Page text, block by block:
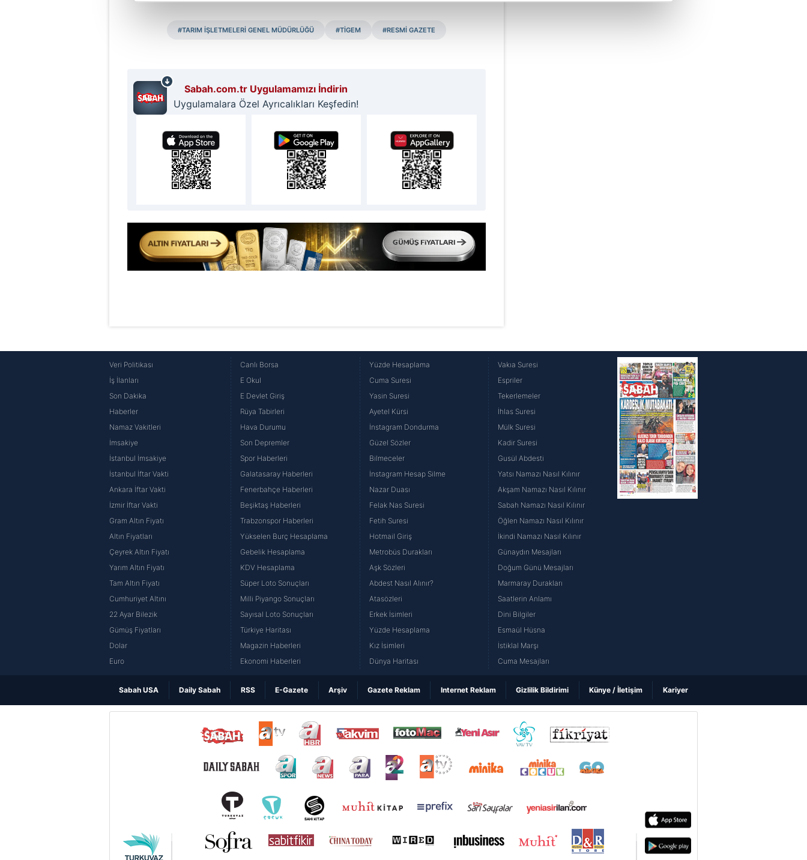
çerezler vasıtasıyla çeşitli kişisel verileriniz işlenmekte olup gerekli olan çerezler bilgi toplumu hizmetlerinin sunulması
Çerezlere ilişkin tercihlerinizi aşağıda yer alan panel vasıtasıyla belirleyebilirsiniz. Çerezlere ilişkin detaylı bilgi için Ayarlar
butonuna tıklayabilir,Çerez Bilgilendirme Metnimizi
6698 sayılı Kişisel Verilerin Korunması Kanunu uyarınca hazırlanmış Aydınlatma Metnimizi okumak ve sitemizde ilgili
mevzuata uygun olarak kullanılan çerezlerle ilgili bilgi almak için lütfentıklayınız
#TARIM İŞLETMELERİ GENEL MÜDÜRLÜĞÜ #TİGEM #RESMİ GAZETE
Sabah.com.tr Uygulamamızı İndirin
Uygulamalara Özel Ayrıcalıkları Keşfedin!
Veri Politikası
İş İlanları
Son Dakika
Haberler
Namaz Vakitleri
İmsakiye
İstanbul İmsakiye
İstanbul İftar Vakti
Ankara İftar Vakti
İzmir İftar Vakti
Gram Altın Fiyatı
Altın Fiyatları
Çeyrek Altın Fiyatı
Yarım Altın Fiyatı
Tam Altın Fiyatı
Cumhuriyet Altını
22 Ayar Bilezik
Gümüş Fiyatları
Dolar
Euro
Canlı Borsa
E Okul
E Devlet Giriş
Rüya Tabirleri
Hava Durumu
Son Depremler
Spor Haberleri
Galatasaray Haberleri
Fenerbahçe Haberleri
Beşiktaş Haberleri
Trabzonspor Haberleri
Yükselen Burç Hesaplama
Gebelik Hesaplama
KDV Hesaplama
Süper Loto Sonuçları
Milli Piyango Sonuçları
Sayısal Loto Sonuçları
Türkiye Haritası
Magazin Haberleri
Ekonomi Haberleri
Yüzde Hesaplama
Cuma Suresi
Yasin Suresi
Ayetel Kürsi
İnstagram Dondurma
Güzel Sözler
Bilmeceler
İnstagram Hesap Silme
Nazar Duası
Felak Nas Suresi
Fetih Suresi
Hotmail Giriş
Metrobüs Durakları
Aşk Sözleri
Abdest Nasıl Alınır?
Atasözleri
Erkek İsimleri
Yüzde Hesaplama
Kız İsimleri
Dünya Haritası
Vakıa Suresi
Espriler
Tekerlemeler
İhlas Suresi
Mülk Suresi
Kadir Suresi
Gusül Abdesti
Yatsı Namazı Nasıl Kılınır
Akşam Namazı Nasıl Kılınır
Sabah Namazı Nasıl Kılınır
Öğlen Namazı Nasıl Kılınır
İkindi Namazı Nasıl Kılınır
Günaydın Mesajları
Doğum Günü Mesajları
Marmaray Durakları
Saatlerin Anlamı
Dini Bilgiler
Esmaül Hüsna
İstiklal Marşı
Cuma Mesajları
Sabah USA Daily Sabah RSS E-Gazete Arşiv Gazete Reklam Internet Reklam Gizlilik Bildirimi Künye / İletişim Kariyer